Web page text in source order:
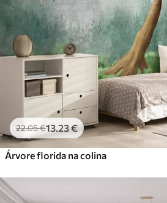
22.05€13 .23€
Árvore florida na colina